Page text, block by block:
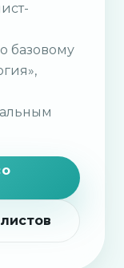
базовому